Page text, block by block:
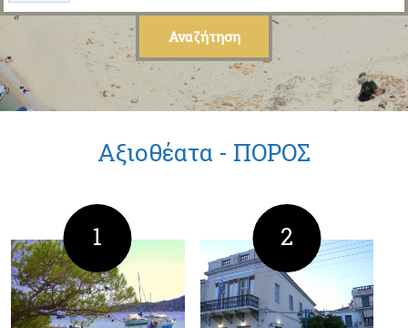
Αξιοθέατα - ΠΟΡΟΣ
1 2